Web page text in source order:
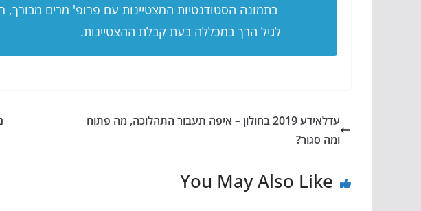
בתמונה הסטודנטיות המצטיינות עם פרופ' מרים מבורך,
לגיל הרך במכללה בעת קבלת ההצטיינות.
עדלאידע 2019 בחולון – איפה תעבור התהלוכה, מה פתוח
ומה סגור?
You May Also Like